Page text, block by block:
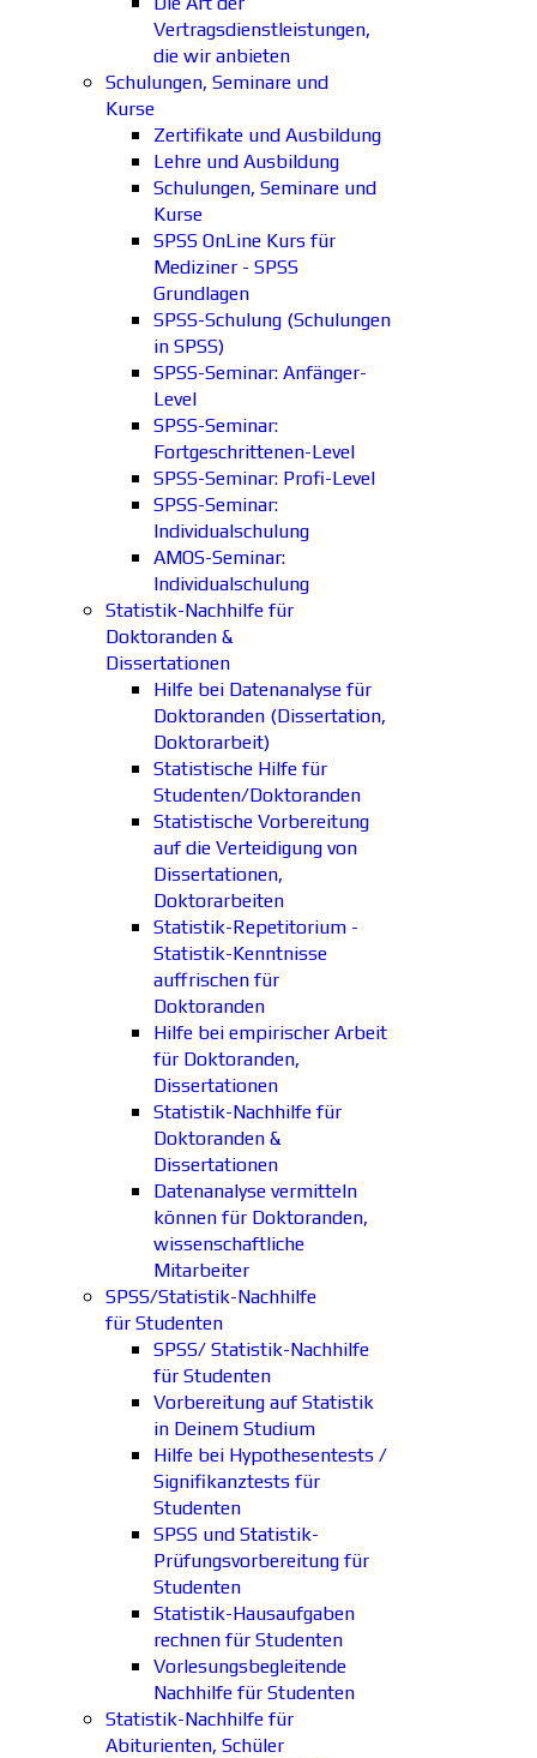
Vertragsdienstleistungen,
die wir anbieten
Schulungen, Seminare und
Kurse
Zertifikate und Ausbildung
Lehre und Ausbildung
Schulungen, Seminare und
Kurse
SPSS OnLine Kurs für
Mediziner - SPSS
Grundlagen
SPSS-Schulung (Schulungen
in SPSS)
SPSS-Seminar: Anfänger-
Level
SPSS-Seminar:
Fortgeschrittenen-Level
SPSS-Seminar: Profi-Level
SPSS-Seminar:
Individualschulung
AMOS-Seminar:
Individualschulung
Statistik-Nachhilfe für
Doktoranden &
Dissertationen
Hilfe bei Datenanalyse für
Doktoranden (Dissertation,
Doktorarbeit)
Statistische Hilfe für
Studenten/Doktoranden
Statistische Vorbereitung
auf die Verteidigung von
Dissertationen,
Doktorarbeiten
Statistik-Repetitorium -
Statistik-Kenntnisse
auffrischen für
Doktoranden
Hilfe bei empirischer Arbeit
für Doktoranden,
Dissertationen
Statistik-Nachhilfe für
Doktoranden &
Dissertationen
Datenanalyse vermitteln
können für Doktoranden,
wissenschaftliche
Mitarbeiter
SPSS/Statistik-Nachhilfe
für Studenten
SPSS/ Statistik-Nachhilfe
für Studenten
Vorbereitung auf Statistik
in Deinem Studium
Hilfe bei Hypothesentests /
Signifikanztests für
Studenten
SPSS und Statistik-
Prüfungsvorbereitung für
Studenten
Statistik-Hausaufgaben
rechnen für Studenten
Vorlesungsbegleitende
Nachhilfe für Studenten
Statistik-Nachhilfe für
Abiturienten, Schüler